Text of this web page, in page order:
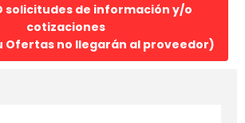
solicitudes de información y/o
cotizaciones
Ofertas no llegarán al proveedor)